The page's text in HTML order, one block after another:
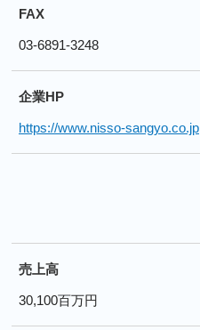
FAX
03-6891-3248
企業HP
https://www.nisso-sangyo.co.jp
売上高
30,100百万円